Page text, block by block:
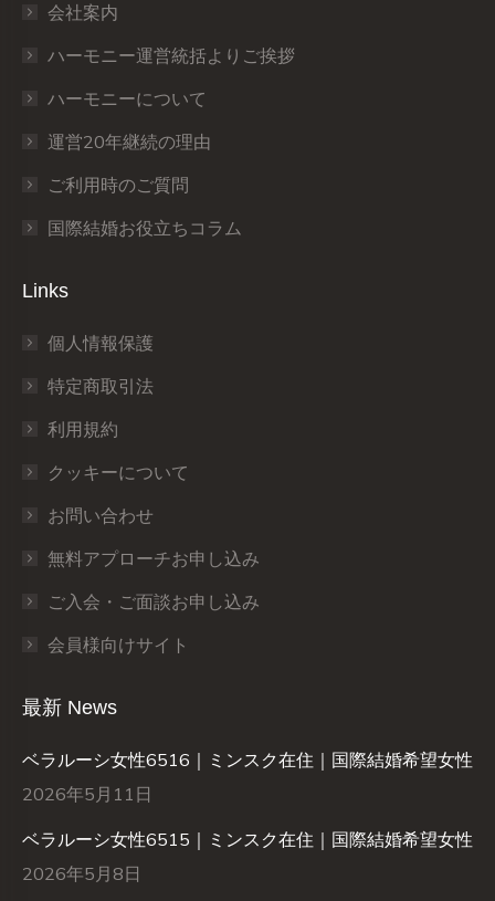
new
window
new
window
new
windowwindowwindowwindow
会社案内
ハーモニー運営統括よりご挨拶
ハーモニーについて
運営20年継続の理由
ご利用時のご質問
国際結婚お役立ちコラム
Links
個人情報保護
特定商取引法
利用規約
クッキーについて
お問い合わせ
無料アプローチお申し込み
ご入会・ご面談お申し込み
会員様向けサイト
最新 News
ベラルーシ女性6516｜ミンスク在住｜国際結婚希望女性
2026年5月11日
ベラルーシ女性6515｜ミンスク在住｜国際結婚希望女性
2026年5月8日